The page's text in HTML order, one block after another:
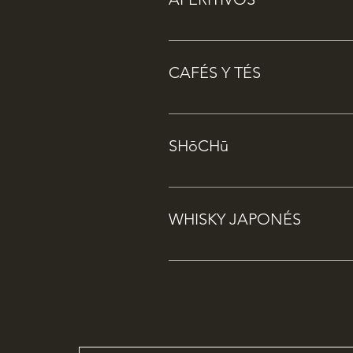
Cerveza Japonesa ASAHI NO.1
Vino Blanco y Vino Tinto
de Tomate Preparado - 4
CAFÉS Y TÉS
Café - 3 Té Sencha 煎茶 - 2.7 Té
SHōCHū
Shochu Iichikoいいちこ(de
WHISKY JAPONÉS
HIBIKI 響 - 20 HIBIKI 響